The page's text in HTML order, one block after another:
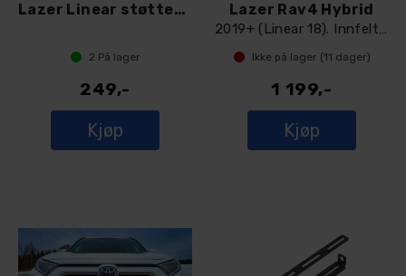
Lazer Linear støttestag
2 På lager
249,-
Kjøp
Lazer Rav4 Hybrid
2019+ (Linear 18). Innfelt og skjult
Ikke på lager (11 dager)
1 199,-
Kjøp